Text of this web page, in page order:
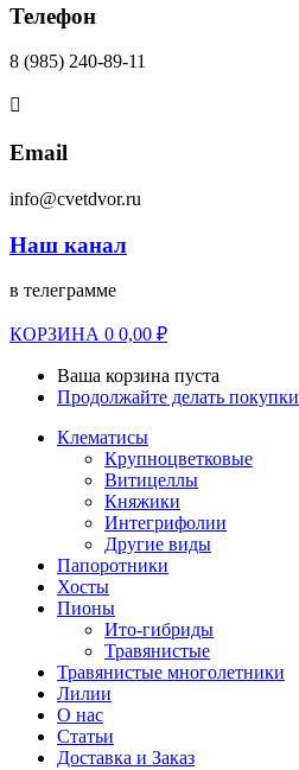
Телефон
8 (985) 240-89-11
Email
info@cvetdvor.ru
Наш канал
в телеграмме
КОРЗИНА 0 0,00 ₽
Ваша корзина пуста
Продолжайте делать покупки
Клематисы
Крупноцветковые
Витицеллы
Княжики
Интегрифолии
Другие виды
Папоротники
Хосты
Пионы
Ито-гибриды
Травянистые
Травянистые многолетники
Лилии
О нас
Статьи
Доставка и Заказ